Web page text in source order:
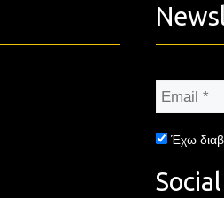
Email
Έχω